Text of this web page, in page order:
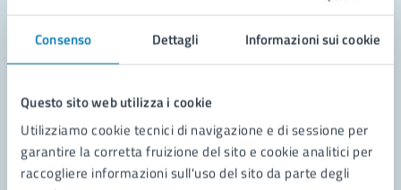
Consenso Dettagli Informazioni sui cookie
Questo sito web utilizza i cookie
Utilizziamo cookie tecnici di navigazione e di sessione per
garantire la corretta fruizione del sito e cookie analitici per
raccogliere informazioni sull'uso del sito da parte degli
Contatta il comune
Leggi le domande frequenti
Richiedi assistenza
Prenota appuntamento